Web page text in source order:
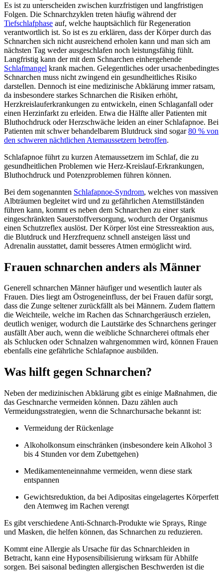
Es ist zu unterscheiden zwischen kurzfristigen und langfristigen
Folgen. Die Schnarchzyklen treten häufig während der
Tiefschlafphase auf, welche hauptsächlich für Regeneration
verantwortlich ist. So ist es zu erklären, dass der Körper durch das
Schnarchen sich nicht ausreichend erholen kann und man sich am
nächsten Tag weder ausgeschlafen noch leistungsfähig fühlt.
Langfristig kann der mit dem Schnarchen einhergehende
Schlafmangel krank machen. Gelegentliches oder ursachenbedingtes
Schnarchen muss nicht zwingend ein gesundheitliches Risiko
darstellen. Dennoch ist eine medizinische Abklärung immer ratsam,
da insbesondere starkes Schnarchen die Risiken erhöht,
Herzkreislauferkrankungen zu entwickeln, einen Schlaganfall oder
einen Herzinfarkt zu erleiden. Etwa die Hälfte aller Patienten mit
Bluthochdruck oder Herzschwäche leiden an einer Schlafapnoe. Bei
Patienten mit schwer behandelbarem Blutdruck sind sogar80 % von
den schweren nächtlichen Atemaussetzern betroffen.
Schlafapnoe führt zu kurzen Atemaussetzern im Schlaf, die zu
gesundheitlichen Problemen wie Herz-Kreislauf-Erkrankungen,
Bluthochdruck und Potenzproblemen führen können.
Bei dem sogenannten Schlafapnoe-Syndrom, welches von massiven
Albträumen begleitet wird und zu gefährlichen Atemstillständen
führen kann, kommt es neben dem Schnarchen zu einer stark
eingeschränkten Sauerstoffversorgung, wodurch der Organismus
einen Schutzreflex auslöst. Der Körper löst eine Stressreaktion aus,
die Blutdruck und Herzfrequenz schnell ansteigen lässt und
Adrenalin ausstattet, damit besseres Atmen ermöglicht wird.
Frauen schnarchen anders als Männer
Generell schnarchen Männer häufiger und wesentlich lauter als
Frauen. Dies liegt am Östrogeneinfluss, der bei Frauen dafür sorgt,
dass die Zunge seltener zurückfällt als bei Männern. Zudem flattern
die Weichteile, welche im Rachen das Schnarchgeräusch erzielen,
deutlich weniger, wodurch die Lautstärke des Schnarchens geringer
ausfällt Aber auch, wenn die weibliche Schnarcherei oftmals eher
als Schlucken oder Schnalzen wahrgenommen wird, können Frauen
ebenfalls eine gefährliche Schlafapnoe ausbilden.
Was hilft gegen Schnarchen?
Neben der medizinischen Abklärung gibt es einige Maßnahmen, die
das Geschnarche vermeiden können. Dazu zählen auch
Vermeidungsstrategien, wenn die Schnarchursache bekannt ist:
Vermeidung der Rückenlage
Alkoholkonsum einschränken (insbesondere kein Alkohol 3
bis 4 Stunden vor dem Zubettgehen)
Medikamenteneinnahme vermeiden, wenn diese stark
entspannen
Gewichtsreduktion, da bei Adipositas eingelagertes Körperfett
den Atemweg im Rachen verengt
Es gibt verschiedene Anti-Schnarch-Produkte wie Sprays, Ringe
und Masken, die helfen können, das Schnarchen zu reduzieren.
Kommt eine Allergie als Ursache für das Schnarchleiden in
Betracht, kann eine Hyposensibilisierung wirksam für Abhilfe
sorgen. Bei saisonal bedingten allergischen Beschwerden ist die